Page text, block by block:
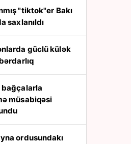
saxlanıldı
müsabiqəsi